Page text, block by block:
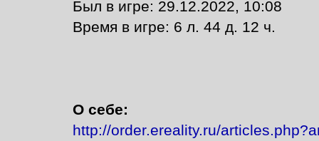
Был в игре: 29.12.2022, 10:08
Время в игре: 6 л. 44 д. 12 ч.
О себе:
http://order.ereality.ru/